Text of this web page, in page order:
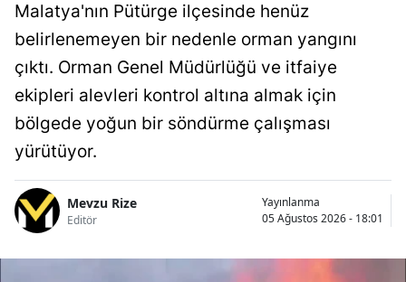
Malatya'nın Pütürge ilçesinde henüz
belirlenemeyen bir nedenle orman yangını
çıktı. Orman Genel Müdürlüğü ve itfaiye
ekipleri alevleri kontrol altına almak için
bölgede yoğun bir söndürme çalışması
yürütüyor.
Mevzu Rize
Editör
Yayınlanma
05 Ağustos 2026 - 18:01